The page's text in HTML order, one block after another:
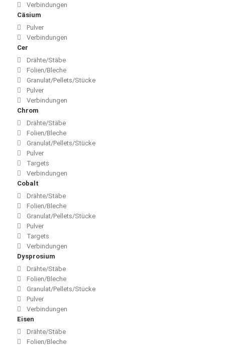
Verbindungen
Cäsium
Pulver
Verbindungen
Cer
Drähte/Stäbe
Folien/Bleche
Granulat/Pellets/Stücke
Pulver
Verbindungen
Chrom
Drähte/Stäbe
Folien/Bleche
Granulat/Pellets/Stücke
Pulver
Targets
Verbindungen
Cobalt
Drähte/Stäbe
Folien/Bleche
Granulat/Pellets/Stücke
Pulver
Targets
Verbindungen
Dysprosium
Drähte/Stäbe
Folien/Bleche
Granulat/Pellets/Stücke
Pulver
Verbindungen
Eisen
Drähte/Stäbe
Folien/Bleche